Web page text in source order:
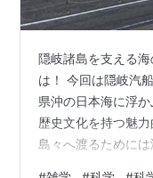
隠岐諸島を支える
は！ 今回は隠岐汽
県沖の日本海に浮
歴史文化を持つ魅
島々へ渡るために